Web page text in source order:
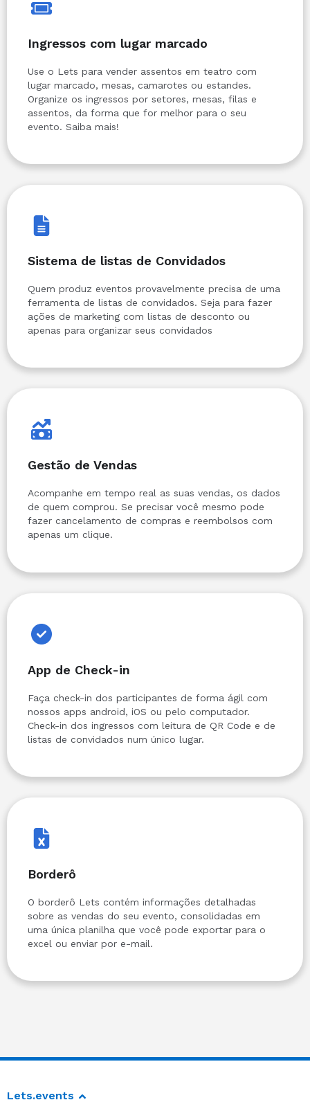
Ingressos com lugar marcado
Use o Lets para vender assentos em teatro com
lugar marcado, mesas, camarotes ou estandes.
Organize os ingressos por setores, mesas, filas e
assentos, da forma que for melhor para o seu
evento. Saiba mais!
Sistema de listas de Convidados
Quem produz eventos provavelmente precisa de uma
ferramenta de listas de convidados. Seja para fazer
ações de marketing com listas de desconto ou
apenas para organizar seus convidados
Gestão de Vendas
Acompanhe em tempo real as suas vendas, os dados
de quem comprou. Se precisar você mesmo pode
fazer cancelamento de compras e reembolsos com
apenas um clique.
App de Check-in
Faça check-in dos participantes de forma ágil com
nossos apps android, iOS ou pelo computador.
Check-in dos ingressos com leitura de QR Code e de
listas de convidados num único lugar.
Borderô
O borderô Lets contém informações detalhadas
sobre as vendas do seu evento, consolidadas em
uma única planilha que você pode exportar para o
excel ou enviar por e-mail.
Lets.events